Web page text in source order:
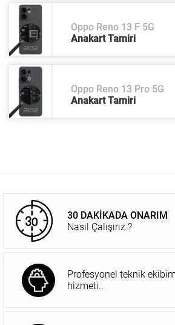
Oppo Reno 13 F 5G
Anakart Tamiri
Oppo Reno 13 Pro 5G
Anakart Tamiri
30 DAKİKADA ONARIM
Nasıl Çalışırız ?
Profesyonel teknik
hizmeti..